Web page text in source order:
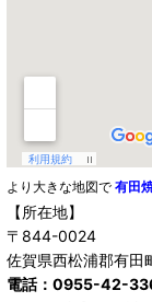
より大きな地図で 有田
【所在地】
〒844-0024
佐賀県西松浦郡有
電話：0955-42-